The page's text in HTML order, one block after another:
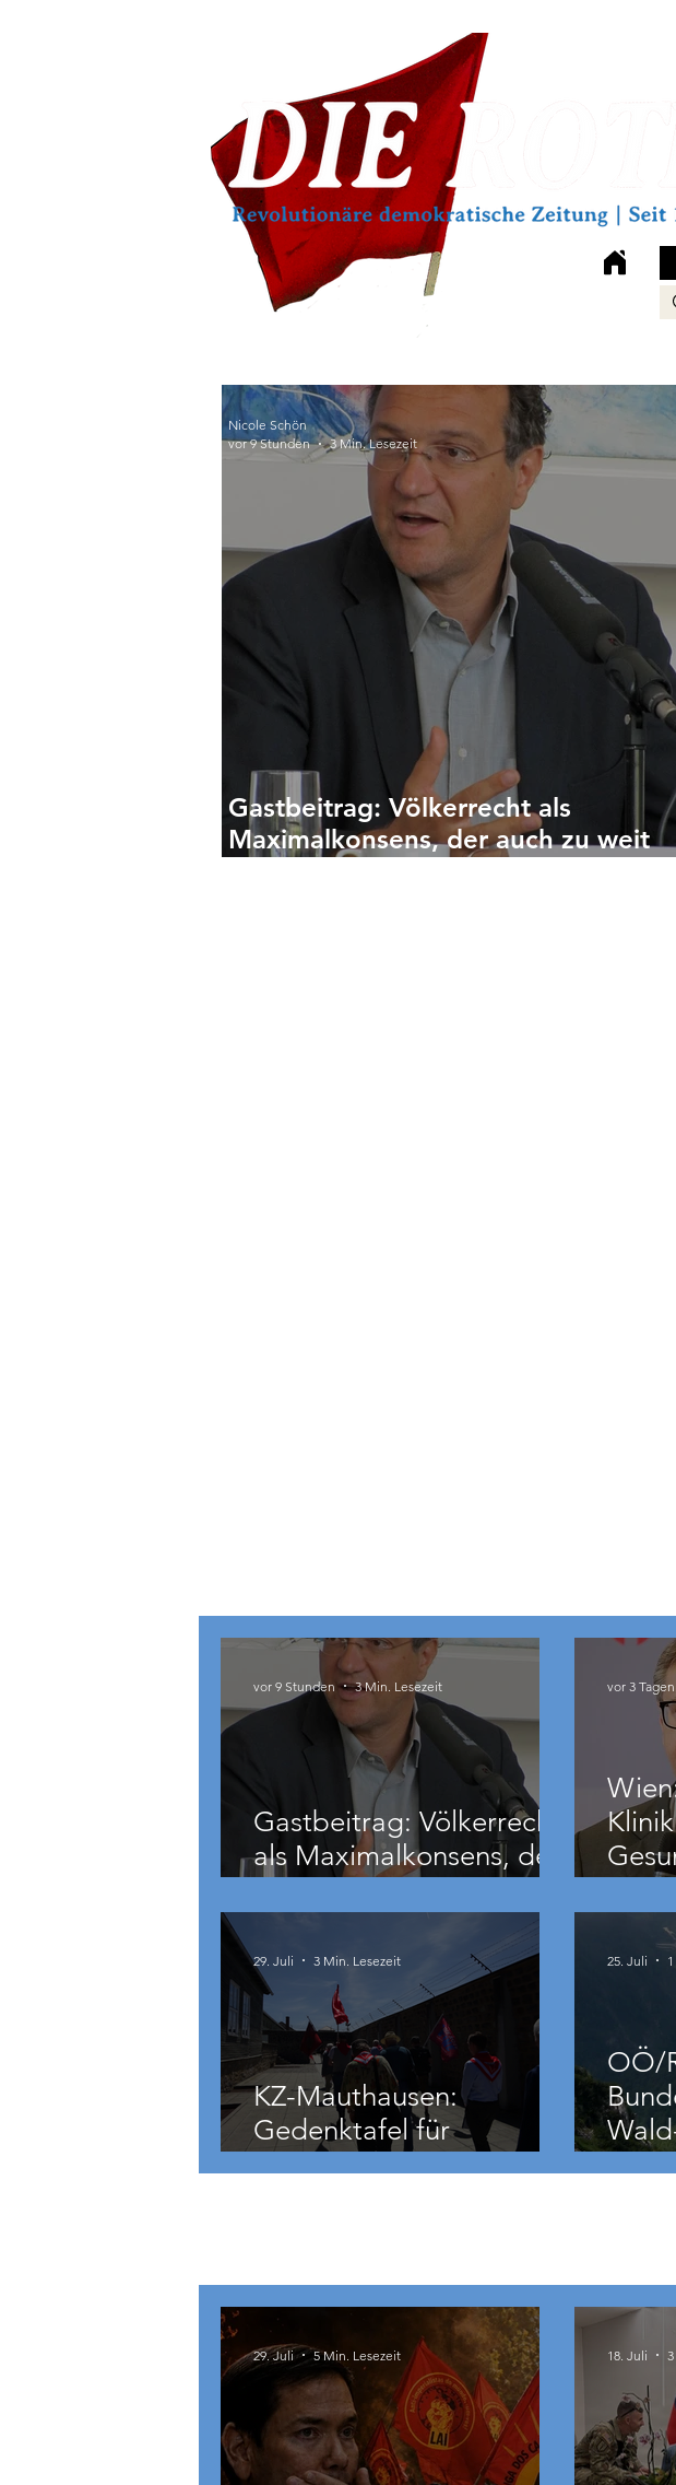
Gastbeitrag: Völkerrecht als
Maximalkonsens, der auch zu weit
Nicole Schön
vor 9 Stunden
3 Min. Lesezeit
Gastbeitrag: Völkerrecht
als Maximalkonsens, der
vor 9 Stunden 3 Min. Lesezeit vor 3 Tagen
KZ-Mauthausen:
Gedenktafel für
29. Juli 3 Min. Lesezeit
OÖ/
25. Juli
29. Juli 5 Min. Lesezeit 18. Juli